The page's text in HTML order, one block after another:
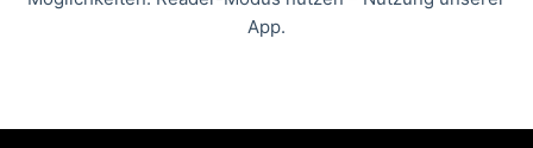
App.